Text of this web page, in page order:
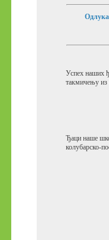
Успех наших
такмичењу
Ђаци наше
колубарско-